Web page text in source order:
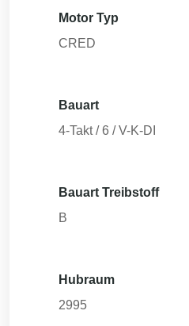
Motor Typ
CRED
Bauart
4-Takt / 6 / V-K-DI
Bauart Treibstoff
B
Hubraum
2995